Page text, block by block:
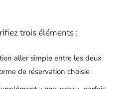
trois éléments :
aller simple entre les deux
de réservation choisie